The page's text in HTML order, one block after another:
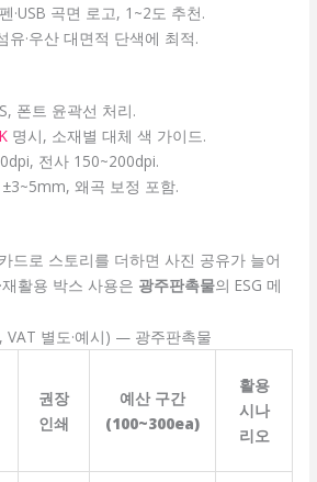
·USB 곡면 로고, 1~2도 추천.
유·우산 대면적 단색에 최적.
, 폰트 윤곽선 처리.
명시, 소재별 대체 색 가이드.
전사 150~200dpi.
왜곡 보정 포함.
드로 스토리를 더하면 사진 공유가 늘어
활용 박스 사용은 광주판촉물의 ESG 메
VAT 별도·예시) — 광주판촉물
권장
인쇄
예산 구간
(100~300ea)
활용
시나
리오